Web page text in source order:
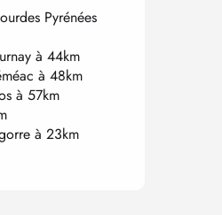
Pyrénées
à 44km
à 48km
à 57km
à 23km